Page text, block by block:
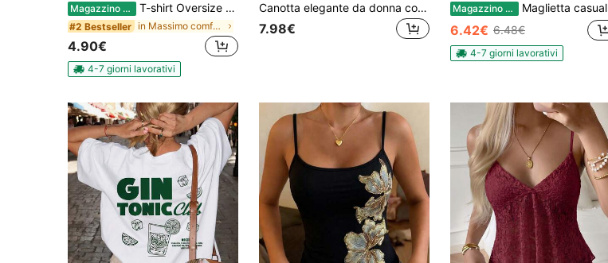
Magazzino EU T-shirt Oversize Bianca con Logo della Squadra del Cappello di Paglia di ONE PIECE
#2 Bestseller in Massimo comfort Top, camicette e magliette da d
4.90€
4-7 giorni lavorativi
Canotta elegante da donna con spalline sottili, design corto, orlo svasato, casual estiva
7.98€
Magazzino EU Maglietta casual da donna a maniche corte e scollo tondo - con stampa, tessuto morbido e confortevole, lavabile in lavatrice, top estivo bianco
6.42€ 6.48€
4-7 giorni lavorativi